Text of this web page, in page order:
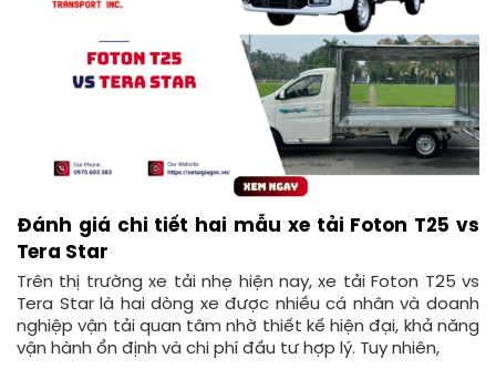
Đánh giá chi tiết hai mẫu xe tải Foton T25 vs
Tera Star
Trên thị trường xe tải nhẹ hiện nay, xe tải Foton T25 vs
Tera Star là hai dòng xe được nhiều cá nhân và doanh
nghiệp vận tải quan tâm nhờ thiết kế hiện đại, khả năng
vận hành ổn định và chi phí đầu tư hợp lý. Tuy nhiên,